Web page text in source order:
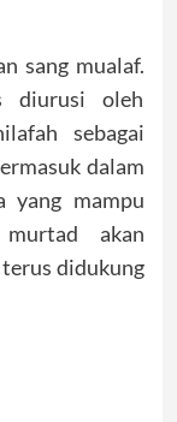
sang mualaf.
diurusi oleh
sebagai
dalam
yang mampu
akan
didukung